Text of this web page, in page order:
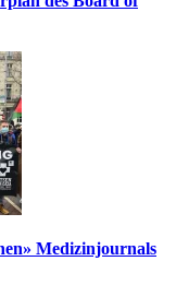
Medizinjournals